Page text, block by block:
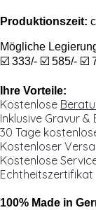
Produktionszeit:
Mögliche
☑️ 333/- ☑️ 585/- ☑️
Ihre Vorteile:
Kostenlose
Inklusive Gravur &
30 Tage
Kostenloser
Kostenlose
Echtheitszertifikat
100% Made in